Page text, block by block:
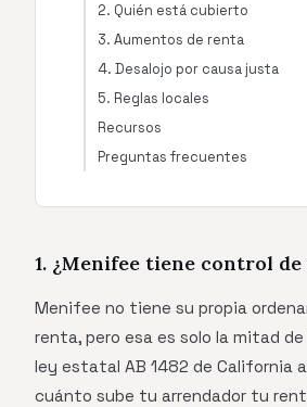
2. Quién está cubierto
3. Aumentos de renta
4. Desalojo por causa justa
5. Reglas locales
Recursos
Preguntas frecuentes
1. ¿Menifee tiene control
Menifee no tiene su propia
renta, pero esa es solo la mitad
ley estatal AB 1482 de California
cuánto sube tu arrendador tu